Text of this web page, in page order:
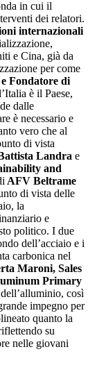
in cui il
dei relatori.
internazionali
e Cina, già da
per come
Fondatore di
è il Paese,
dalle
è necessario e
vero che al
di vista
Landra e
and
AFV Beltrame
di vista delle
la
e
politico. I due
dell’acciaio e i
carbonica nel
Maroni, Sales
Primary
così
impegno per
quanto la
su
nelle giovani